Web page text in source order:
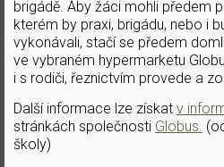
brigádě. Aby žáci mohli předem
kterém by praxi, brigádu, nebo i
vykonávali, stačí se předem
ve vybraném hypermarketu
i s rodiči, řeznictvím provede a
Další informace lze získat v
stránkách společnosti Globus.
školy)